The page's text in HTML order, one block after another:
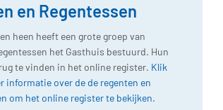
en Regentessen
heen heeft een grote groep van
het Gasthuis bestuurd. Hun
te vinden in het online register. Klik
informatie over de de regenten en
om het online register te bekijken.